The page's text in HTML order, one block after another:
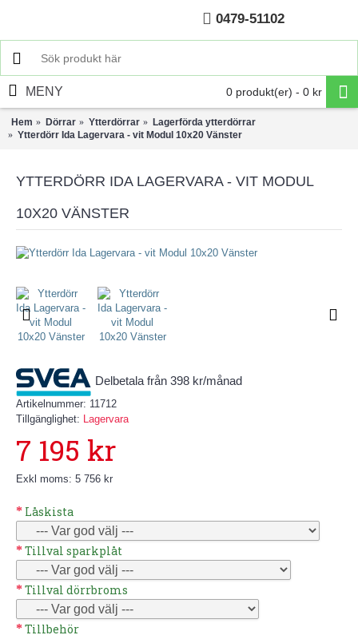
0479-51102
0 produkt(er) - 0 kr
MENY
Hem Dörrar Ytterdörrar
Lagerförda ytterdörrar
Ytterdörr Ida Lagervara - vit Modul 10x20 Vänster
YTTERDÖRR IDA LAGERVARA - VIT MODUL
10X20 VÄNSTER
Delbetala från 398 kr/månad
Artikelnummer: 11712
Tillgänglighet: Lagervara
7 195 kr
Exkl moms: 5 756 kr
Låskista
Tillval sparkplåt
Tillval dörrbroms
Tillbehör